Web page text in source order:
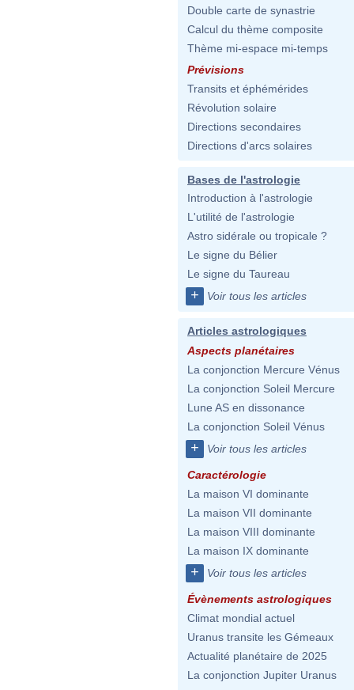
Double carte de synastrie
Calcul du thème composite
Thème mi-espace mi-temps
Prévisions
Transits et éphémérides
Révolution solaire
Directions secondaires
Directions d'arcs solaires
Bases de l'astrologie
Introduction à l'astrologie
L'utilité de l'astrologie
Astro sidérale ou tropicale ?
Le signe du Bélier
Le signe du Taureau
+ Voir tous les articles
Articles astrologiques
Aspects planétaires
La conjonction Mercure Vénus
La conjonction Soleil Mercure
Lune AS en dissonance
La conjonction Soleil Vénus
+ Voir tous les articles
Caractérologie
La maison VI dominante
La maison VII dominante
La maison VIII dominante
La maison IX dominante
+ Voir tous les articles
Évènements astrologiques
Climat mondial actuel
Uranus transite les Gémeaux
Actualité planétaire de 2025
La conjonction Jupiter Uranus